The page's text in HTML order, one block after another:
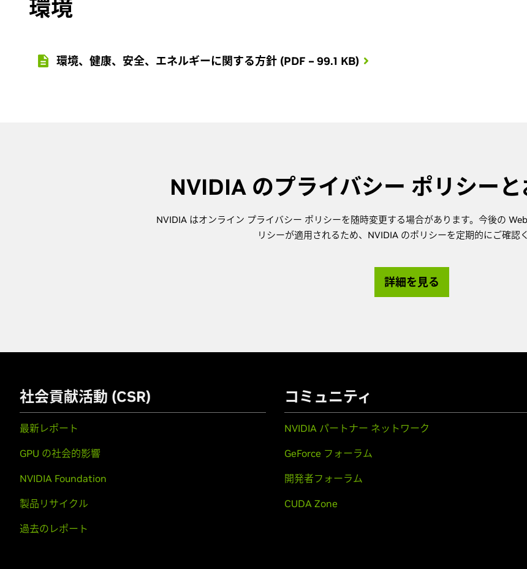
環境
環境、健康、安全、エネルギーに関する方針 (PDF – 99.1 KB)
NVIDIA のプライバシー ポリシー
NVIDIA はオンライン プライバシー ポリシーを随時変更する場合があります。今後の
リシーが適用されるため、NVIDIA のポリシーを定期的にご確認
詳細を見る
社会貢献活動 (CSR)
最新レポート
GPU の社会的影響
NVIDIA Foundation
製品リサイクル
過去のレポート
コミュニティ
NVIDIA パートナー ネットワーク
GeForce フォーラム
開発者フォーラム
CUDA Zone